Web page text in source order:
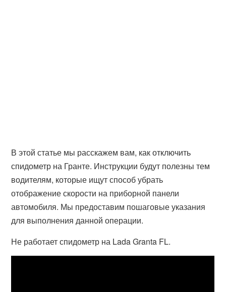
В этой статье мы расскажем вам, как отключить
спидометр на Гранте. Инструкции будут полезны тем
водителям, которые ищут способ убрать
отображение скорости на приборной панели
автомобиля. Мы предоставим пошаговые указания
для выполнения данной операции.
Не работает спидометр на Lada Granta FL.